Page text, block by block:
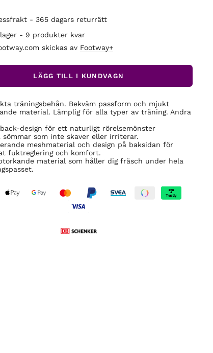
- 365 dagars returrätt
- 9 produkter kvar
skickas av Footway+
LÄGG TILL I KUNDVAGN
träningsbehån. Bekväm passform och mjukt
material. Lämplig för alla typer av träning. Andra
design för ett naturligt rörelsemönster
sömmar som inte skaver eller irriterar.
meshmaterial och design på baksidan för
fuktreglering och komfort.
material som håller dig fräsch under hela